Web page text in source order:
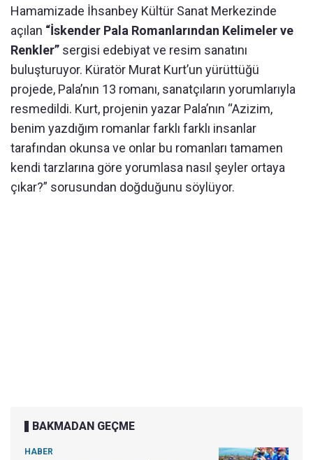
Hamamizade İhsanbey Kültür Sanat Merkezinde
açılan “İskender Pala Romanlarından Kelimeler ve
Renkler” sergisi edebiyat ve resim sanatını
buluşturuyor. Küratör Murat Kurt’un yürüttüğü
projede, Pala’nın 13 romanı, sanatçıların yorumlarıyla
resmedildi. Kurt, projenin yazar Pala’nın “Azizim,
benim yazdığım romanlar farklı farklı insanlar
tarafından okunsa ve onlar bu romanları tamamen
kendi tarzlarına göre yorumlasa nasıl şeyler ortaya
çıkar?” sorusundan doğduğunu söylüyor.
BAKMADAN GEÇME
HABER